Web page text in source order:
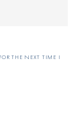
THE NEXT TIME I